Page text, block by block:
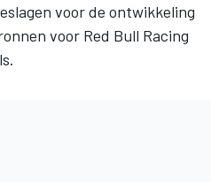
voor de ontwikkeling
voor Red Bull Racing